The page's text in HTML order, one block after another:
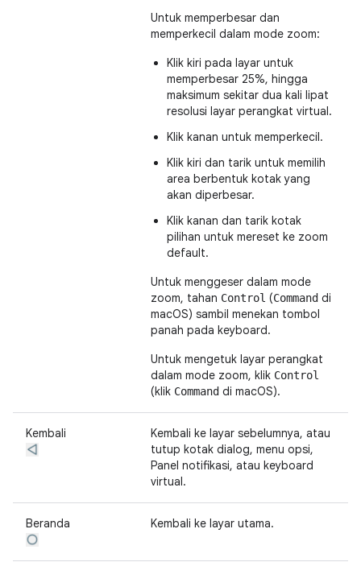
Untuk memperbesar dan
memperkecil dalam mode zoom:
Klik kiri pada layar untuk
memperbesar 25%, hingga
maksimum sekitar dua kali lipat
resolusi layar perangkat virtual.
Klik kanan untuk memperkecil.
Klik kiri dan tarik untuk memilih
area berbentuk kotak yang
akan diperbesar.
Klik kanan dan tarik kotak
pilihan untuk mereset ke zoom
default.
Untuk menggeser dalam mode
zoom, tahan Control (Command di
macOS) sambil menekan tombol
panah pada keyboard.
Untuk mengetuk layar perangkat
dalam mode zoom, klik Control
(klik Command di macOS).
Kembali
Kembali ke layar sebelumnya, atau
tutup kotak dialog, menu opsi,
Panel notifikasi, atau keyboard
virtual.
Beranda Kembali ke layar utama.